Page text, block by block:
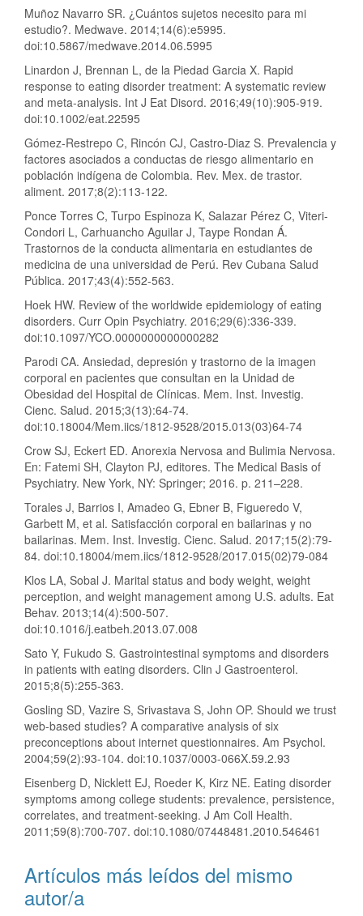
Muñoz Navarro SR. ¿Cuántos sujetos necesito para mi
estudio?. Medwave. 2014;14(6):e5995.
doi:10.5867/medwave.2014.06.5995
Linardon J, Brennan L, de la Piedad Garcia X. Rapid
response to eating disorder treatment: A systematic review
and meta-analysis. Int J Eat Disord. 2016;49(10):905-919.
doi:10.1002/eat.22595
Gómez-Restrepo C, Rincón CJ, Castro-Diaz S. Prevalencia y
factores asociados a conductas de riesgo alimentario en
población indígena de Colombia. Rev. Mex. de trastor.
aliment. 2017;8(2):113-122.
Ponce Torres C, Turpo Espinoza K, Salazar Pérez C, Viteri-
Condori L, Carhuancho Aguilar J, Taype Rondan Á.
Trastornos de la conducta alimentaria en estudiantes de
medicina de una universidad de Perú. Rev Cubana Salud
Pública. 2017;43(4):552-563.
Hoek HW. Review of the worldwide epidemiology of eating
disorders. Curr Opin Psychiatry. 2016;29(6):336-339.
doi:10.1097/YCO.0000000000000282
Parodi CA. Ansiedad, depresión y trastorno de la imagen
corporal en pacientes que consultan en la Unidad de
Obesidad del Hospital de Clínicas. Mem. Inst. Investig.
Cienc. Salud. 2015;3(13):64-74.
doi:10.18004/Mem.iics/1812-9528/2015.013(03)64-74
Crow SJ, Eckert ED. Anorexia Nervosa and Bulimia Nervosa.
En: Fatemi SH, Clayton PJ, editores. The Medical Basis of
Psychiatry. New York, NY: Springer; 2016. p. 211–228.
Torales J, Barrios I, Amadeo G, Ebner B, Figueredo V,
Garbett M, et al. Satisfacción corporal en bailarinas y no
bailarinas. Mem. Inst. Investig. Cienc. Salud. 2017;15(2):79-
84. doi:10.18004/mem.iics/1812-9528/2017.015(02)79-084
Klos LA, Sobal J. Marital status and body weight, weight
perception, and weight management among U.S. adults. Eat
Behav. 2013;14(4):500-507.
doi:10.1016/j.eatbeh.2013.07.008
Sato Y, Fukudo S. Gastrointestinal symptoms and disorders
in patients with eating disorders. Clin J Gastroenterol.
2015;8(5):255-363.
Gosling SD, Vazire S, Srivastava S, John OP. Should we trust
web-based studies? A comparative analysis of six
preconceptions about internet questionnaires. Am Psychol.
2004;59(2):93-104. doi:10.1037/0003-066X.59.2.93
Eisenberg D, Nicklett EJ, Roeder K, Kirz NE. Eating disorder
symptoms among college students: prevalence, persistence,
correlates, and treatment-seeking. J Am Coll Health.
2011;59(8):700-707. doi:10.1080/07448481.2010.546461
Artículos más leídos del mismo
autor/a